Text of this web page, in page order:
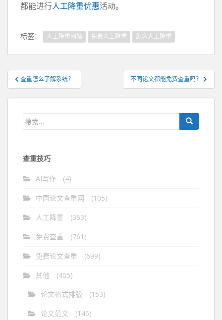
都能进行人工降重优惠活动。
标签： 人工降重网站 免费人工降重 怎么人工降重
文
章
导
查重怎么了解系统？ 不同论文都能免费查重吗？
搜
查重技巧
AI写作 (4)
中国论文查重网 (105)
人工降重 (363)
免费查重 (761)
免费论文查重 (699)
其他
(405)
论文格式排版
(153)
论文范文 (146)